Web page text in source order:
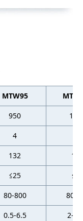
MTW95
950
4
132 106
≤25 ≤30
80-800 80-
0.5-6.5 2-